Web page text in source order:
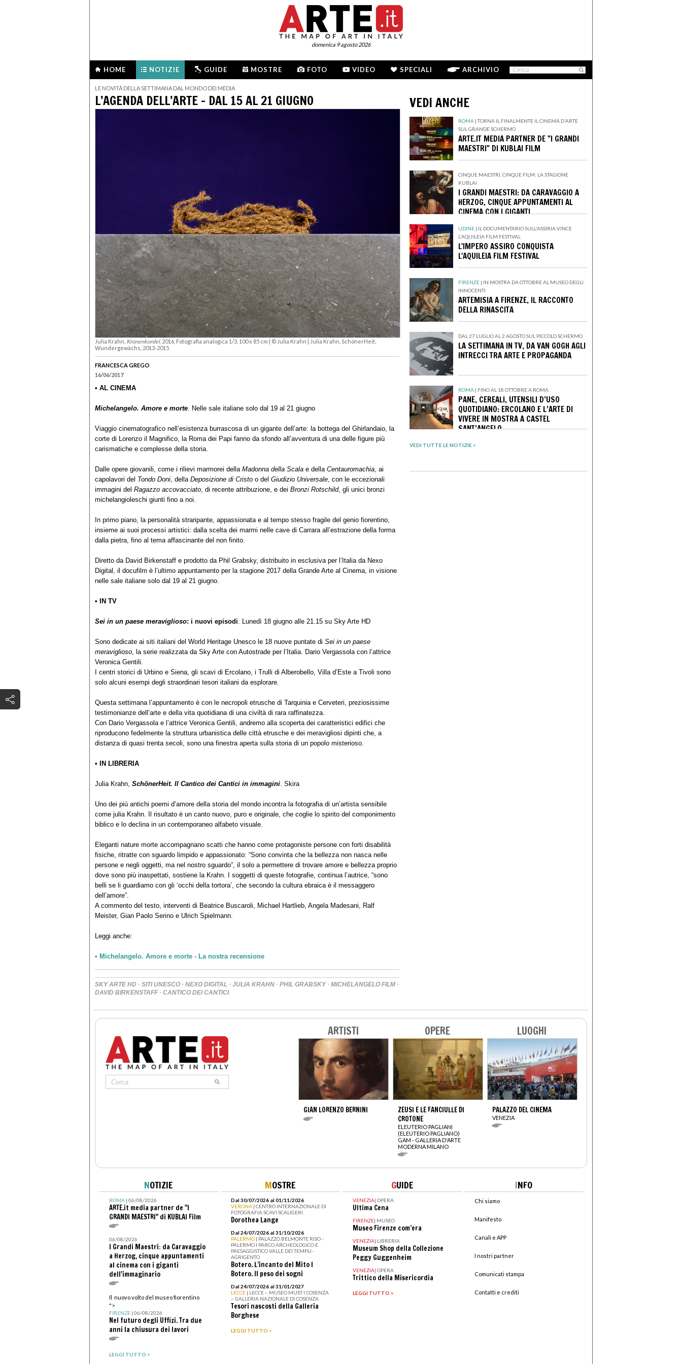
domenica 9 agosto 2026
HOME NOTIZIE GUIDE MOSTRE FOTO VIDEO SPECIALI ARCHIVIO
LE NOVITÀ DELLA SETTIMANA DAL MONDO DEI MEDIA
L’AGENDA DELL’ARTE – DAL 15 AL 21 GIUGNO
Julia Krahn, Kronenkordel, 2016, Fotografia analogica 1/3, 100 x 85 cm | © Julia Krahn | Julia Krahn, SchönerHeit,
Wundergewächs, 2013-2015
FRANCESCA GREGO
16/06/2017
• AL CINEMA
Michelangelo. Amore e morte. Nelle sale italiane solo dal 19 al 21 giugno
Viaggio cinematografico nell’esistenza burrascosa di un gigante dell’arte: la bottega del Ghirlandaio, la
corte di Lorenzo il Magnifico, la Roma dei Papi fanno da sfondo all’avventura di una delle figure più
carismatiche e complesse della storia.
Dalle opere giovanili, come i rilievi marmorei della Madonna della Scala e della Centauromachia, ai
capolavori del Tondo Doni, della Deposizione di Cristo o del Giudizio Universale, con le eccezionali
immagini del Ragazzo accovacciato, di recente attribuzione, e dei Bronzi Rotschild, gli unici bronzi
michelangioleschi giunti fino a noi.
In primo piano, la personalità straripante, appassionata e al tempo stesso fragile del genio fiorentino,
insieme ai suoi processi artistici: dalla scelta dei marmi nelle cave di Carrara all’estrazione della forma
dalla pietra, fino al tema affascinante del non finito.
Diretto da David Birkenstaff e prodotto da Phil Grabsky, distribuito in esclusiva per l’Italia da Nexo
Digital, il docufilm è l’ultimo appuntamento per la stagione 2017 della Grande Arte al Cinema, in visione
nelle sale italiane solo dal 19 al 21 giugno.
• IN TV
Sei in un paese meraviglioso: i nuovi episodi. Lunedì 18 giugno alle 21.15 su Sky Arte HD
Sono dedicate ai siti italiani del World Heritage Unesco le 18 nuove puntate di Sei in un paese
meraviglioso, la serie realizzata da Sky Arte con Autostrade per l’Italia. Dario Vergassola con l’attrice
Veronica Gentili.
I centri storici di Urbino e Siena, gli scavi di Ercolano, i Trulli di Alberobello, Villa d’Este a Tivoli sono
solo alcuni esempi degli straordinari tesori italiani da esplorare.
Questa settimana l’appuntamento è con le necropoli etrusche di Tarquinia e Cerveteri, preziosissime
testimonianze dell’arte e della vita quotidiana di una civiltà di rara raffinatezza.
Con Dario Vergassola e l’attrice Veronica Gentili, andremo alla scoperta dei caratteristici edifici che
riproducono fedelmente la struttura urbanistica delle città etrusche e dei meravigliosi dipinti che, a
distanza di quasi trenta secoli, sono una finestra aperta sulla storia di un popolo misterioso.
• IN LIBRERIA
Julia Krahn, SchönerHeit. Il Cantico dei Cantici in immagini. Skira
Uno dei più antichi poemi d’amore della storia del mondo incontra la fotografia di un’artista sensibile
come julia Krahn. Il risultato è un canto nuovo, puro e originale, che coglie lo spirito del componimento
biblico e lo declina in un contemporaneo alfabeto visuale.
Eleganti nature morte accompagnano scatti che hanno come protagoniste persone con forti disabilità
fisiche, ritratte con sguardo limpido e appassionato: “Sono convinta che la bellezza non nasca nelle
persone e negli oggetti, ma nel nostro sguardo”, il solo a permettere di trovare amore e bellezza proprio
dove sono più inaspettati, sostiene la Krahn. I soggetti di queste fotografie, continua l’autrice, “sono
belli se li guardiamo con gli ‘occhi della tortora’, che secondo la cultura ebraica è il messaggero
dell’amore”.
A commento del testo, interventi di Beatrice Buscaroli, Michael Hartlieb, Angela Madesani, Ralf
Meister, Gian Paolo Serino e Ulrich Spielmann.
Leggi anche:
• Michelangelo. Amore e morte - La nostra recensione
SKY ARTE HD · SITI UNESCO · NEXO DIGITAL · JULIA KRAHN · PHIL GRABSKY· MICHELANGELO FILM ·
DAVID BIRKENSTAFF· CANTICO DEI CANTICI
VEDI ANCHE
ROMA |TORNA IL FINALMENTE IL CINEMA D'ARTE
SUL GRANDE SCHERMO
ARTE.IT MEDIA PARTNER DE "I GRANDI
MAESTRI" DI KUBLAI FILM
CINQUE MAESTRI, CINQUE FILM: LA STAGIONE
KUBLAI
I GRANDI MAESTRI: DA CARAVAGGIO A
HERZOG, CINQUE APPUNTAMENTI AL
CINEMA CON I GIGANTI
UDINE | IL DOCUMENTARIO SULL'ASSIRIA VINCE
L'AQUILEIA FILM FESTIVAL
L'IMPERO ASSIRO CONQUISTA
L'AQUILEIA FILM FESTIVAL
FIRENZE | IN MOSTRA DA OTTOBRE AL MUSEO DEGLI
INNOCENTI
ARTEMISIA A FIRENZE, IL RACCONTO
DELLA RINASCITA
DAL 27 LUGLIO AL 2 AGOSTO SUL PICCOLO SCHERMO
LA SETTIMANA IN TV, DA VAN GOGH AGLI
INTRECCI TRA ARTE E PROPAGANDA
ROMA | FINO AL 18 OTTOBRE A ROMA
PANE, CEREALI, UTENSILI D’USO
QUOTIDIANO: ERCOLANO E L’ARTE DI
VIVERE IN MOSTRA A CASTEL
SANT’ANGELO
VEDI TUTTE LE NOTIZIE >
ARTISTI
GIAN LORENZO BERNINI
OPERE
ZEUSI E LE FANCIULLE DI
CROTONE
ELEUTERIO PAGLIANI
(ELEUTERIO PAGLIANO)
GAM - GALLERIA D'ARTE
MODERNA MILANO
LUOGHI
PALAZZO DEL CINEMA
VENEZIA
NOTIZIE
ROMA| 06/08/2026
ARTE.it media partner de "I
GRANDI MAESTRI" di KUBLAI Film
06/08/2026
I Grandi Maestri: da Caravaggio
a Herzog, cinque appuntamenti
al cinema con i giganti
dell'immaginario
Il nuovo volto del museo fiorentino
">
FIRENZE| 06/08/2026
Nel futuro degli Uffizi. Tra due
anni la chiusura dei lavori
LEGGI TUTTO >
MOSTRE
Dal 30/07/2026 al 01/11/2026
VERONA | CENTRO INTERNAZIONALE DI
FOTOGRAFIA SCAVI SCALIGERI
Dorothea Lange
Dal 24/07/2026 al 31/10/2026
PALERMO | PALAZZO BELMONTE RISO -
PALERMO I PARCO ARCHEOLOGICO E
PAESAGGISTICO VALLE DEI TEMPLI -
AGRIGENTO
Botero. L’incanto del Mito I
Botero. Il peso dei sogni
Dal 24/07/2026 al 31/01/2027
LECCE | LECCE – MUSEO MUST I COSENZA
– GALLERIA NAZIONALE DI COSENZA
Tesori nascosti della Galleria
Borghese
LEGGI TUTTO >
GUIDE
VENEZIA| OPERA
Ultima Cena
FIRENZE| MUSEO
Museo Firenze com’era
VENEZIA| LIBRERIA
Museum Shop della Collezione
Peggy Guggenheim
VENEZIA| OPERA
Trittico della Misericordia
LEGGI TUTTO >
INFO
Chi siamo
Manifesto
Canali e APP
I nostri partner
Comunicati stampa
Contatti e crediti